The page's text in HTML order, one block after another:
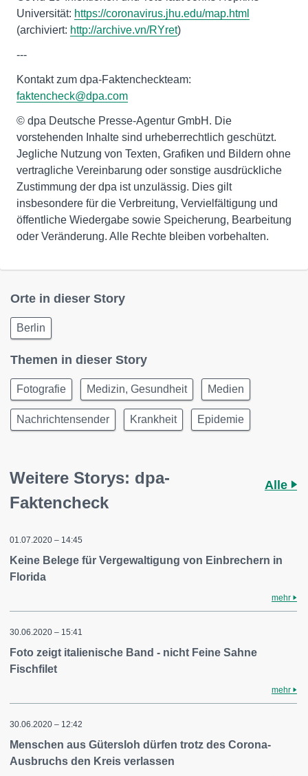
Universität: https://coronavirus.jhu.edu/map.html
(archiviert: http://archive.vn/RYret)
---
Kontakt zum dpa-Faktencheckteam:
faktencheck@dpa.com
© dpa Deutsche Presse-Agentur GmbH. Die
vorstehenden Inhalte sind urheberrechtlich geschützt.
Jegliche Nutzung von Texten, Grafiken und Bildern ohne
vertragliche Vereinbarung oder sonstige ausdrückliche
Zustimmung der dpa ist unzulässig. Dies gilt
insbesondere für die Verbreitung, Vervielfältigung und
öffentliche Wiedergabe sowie Speicherung, Bearbeitung
oder Veränderung. Alle Rechte bleiben vorbehalten.
Orte in dieser Story
Berlin
Themen in dieser Story
Fotografie Medizin, Gesundheit Medien
Nachrichtensender Krankheit Epidemie
Weitere Storys: dpa-
Faktencheck
Alle
01.07.2020 – 14:45
Keine Belege für Vergewaltigung von Einbrechern in
Florida
mehr
30.06.2020 – 15:41
Foto zeigt italienische Band - nicht Feine Sahne
Fischfilet
mehr
30.06.2020 – 12:42
Menschen aus Gütersloh dürfen trotz des Corona-
Ausbruchs den Kreis verlassen